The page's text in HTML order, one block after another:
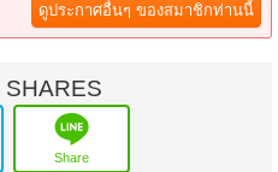
trees. There is a natural well.
supply through land function.
ดูประกาศอื่นๆ ของสมาชิกท่านนี้
SHARES
Share